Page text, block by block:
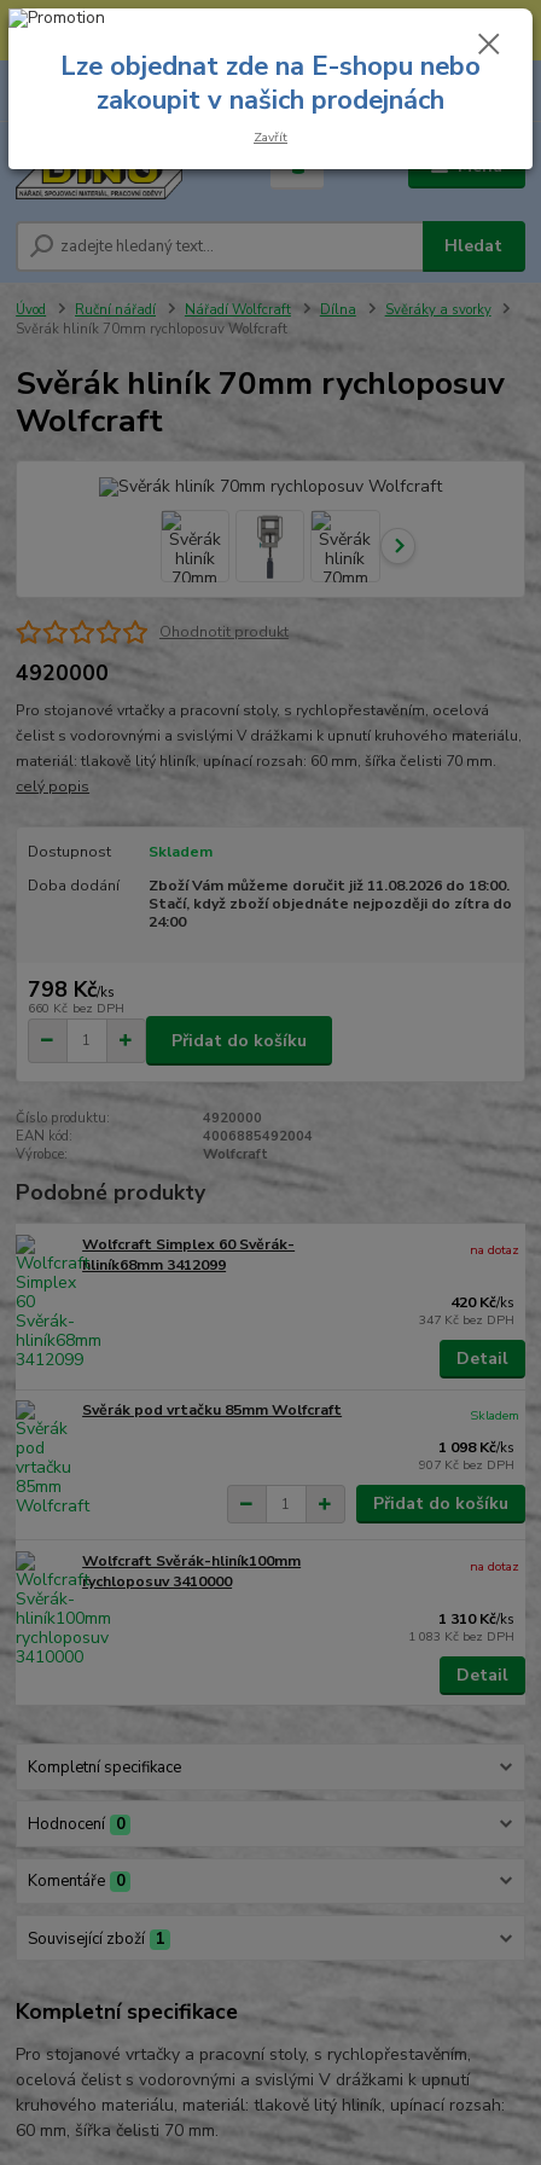
--- Spojovací materiál: 774 431 045 --- Prodejna nářadí: 731 449 423 --
Menu
Hledat
8.00 hod. - 16.00 hod.
za
Úvod Ruční nářadí Nářadí Wolfcraft Dílna
Svěráky a svorky
Svěrák hliník 70mm rychloposuv Wolfcraft
Svěrák hliník 70mm rychloposuv
Wolfcraft
Ohodnotit produkt
4920000
Pro stojanové vrtačky a pracovní stoly, s rychlopřestavěním, ocelová
čelist s vodorovnými a svislými V drážkami k upnutí kruhového materiálu,
materiál: tlakově litý hliník, upínací rozsah: 60 mm, šířka čelisti 70 mm.
celý popis
Dostupnost
Skladem
Doba dodání
Zboží Vám můžeme doručit již 11.08.2026 do 18:00.
Stačí, když zboží objednáte nejpozději do zítra do
24:00
798 Kč/ks
660 Kč bez DPH
Přidat do košíku
Číslo produktu:
4920000
EAN kód:
4006885492004
Výrobce:
Wolfcraft
Podobné produkty
Wolfcraft Simplex 60 Svěrák-
hliník68mm 3412099
420 Kč/ks
347 Kč bez DPH
na dotaz
Detail
Svěrák pod vrtačku 85mm Wolfcraft
1 098 Kč/ks
907 Kč bez DPH
Skladem
Přidat do košíku
Wolfcraft Svěrák-hliník100mm
rychloposuv 3410000
1 310 Kč/ks
1 083 Kč bez DPH
na dotaz
Detail
Kompletní specifikace
Hodnocení 0
Komentáře 0
Související zboží 1
Kompletní specifikace
Pro stojanové vrtačky a pracovní stoly, s rychlopřestavěním,
ocelová čelist s vodorovnými a svislými V drážkami k upnutí
kruhového materiálu, materiál: tlakově litý hliník, upínací rozsah:
60 mm, šířka čelisti 70 mm.
Lze objednat zde na E-shopu nebo
zakoupit v našich prodejnách
Zavřít